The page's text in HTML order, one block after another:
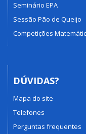
Seminário EPA
Sessão Pão de Queijo
Competições
DÚVIDAS?
Mapa do site
Telefones
Perguntas frequentes